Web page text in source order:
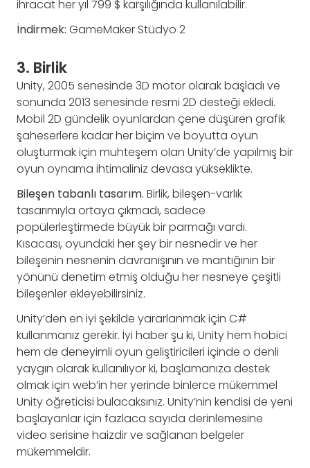
ihracat her yıl 799 $ karşılığında kullanılabilir.
İndirmek: GameMaker Stüdyo 2
3. Birlik
Unity, 2005 senesinde 3D motor olarak başladı ve
sonunda 2013 senesinde resmi 2D desteği ekledi.
Mobil 2D gündelik oyunlardan çene düşüren grafik
şaheserlere kadar her biçim ve boyutta oyun
oluşturmak için muhteşem olan Unity’de yapılmış bir
oyun oynama ihtimaliniz devasa yükseklikte.
Bileşen tabanlı tasarım. Birlik, bileşen-varlık
tasarımıyla ortaya çıkmadı, sadece
popülerleştirmede büyük bir parmağı vardı.
Kısacası, oyundaki her şey bir nesnedir ve her
bileşenin nesnenin davranışının ve mantığının bir
yönünü denetim etmiş olduğu her nesneye çeşitli
bileşenler ekleyebilirsiniz.
Unity’den en iyi şekilde yararlanmak için C#
kullanmanız gerekir. İyi haber şu ki, Unity hem hobici
hem de deneyimli oyun geliştiricileri içinde o denli
yaygın olarak kullanılıyor ki, başlamanıza destek
olmak için web’in her yerinde binlerce mükemmel
Unity öğreticisi bulacaksınız. Unity’nin kendisi de yeni
başlayanlar için fazlaca sayıda derinlemesine
video serisine haizdir ve sağlanan belgeler
mükemmeldir.